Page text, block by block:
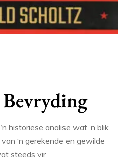
historiese analise wat ’n blik
‘n gerekende en gewilde
steeds vir